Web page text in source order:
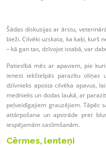
Šādas diskusijas ar ārstu,
bieži. Cilvēki uzskata, ka kaķi, kurš
– kā gan tas, dzīvojot istabā, var
Patiesībā mēs ar apaviem, pie
ienest iekštelpās parazītu oliņas
dzīvnieks aposta cilvēka apavus,
mednieks un dodas laukā, ar
peļveidīgajiem grauzējiem. Tāpēc
attārpošana un apstrāde pret
iespējamām saslimšanām.
Cērmes, lenteņi